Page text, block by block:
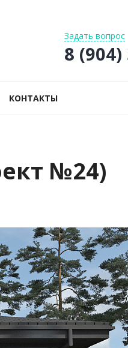
Задать вопрос
8 (904)
КОНТАКТЫ
№24)